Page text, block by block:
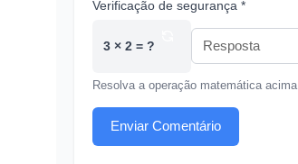
Verificação de segurança *
3 × 2 = ?
Resolva a operação matemática acima
Enviar Comentário